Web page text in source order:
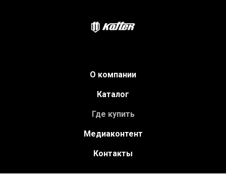
О компании
Каталог
Где купить
Медиаконтент
Контакты